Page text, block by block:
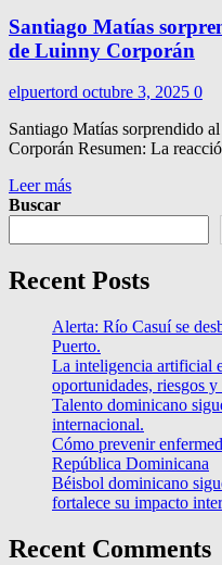
Santiago Matías
de Luinny Corporán
elpuertord octubre 3, 2025 0
Santiago Matías sorprendido
Corporán Resumen: La
Leer más
Buscar
Recent Posts
Alerta: Río Casuí se
Puerto.
La inteligencia artificial
oportunidades, riesgos
Talento dominicano
internacional.
Cómo prevenir
República Dominicana
Béisbol dominicano
fortalece su impacto
Recent Comments